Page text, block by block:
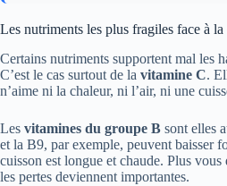
Les nutriments les plus fragiles face à la
Certains nutriments supportent mal les
C’est le cas surtout de la vitamine C.
n’aime ni la chaleur, ni l’air, ni une
Les vitamines du groupe B sont elles
et la B9, par exemple, peuvent baisser
cuisson est longue et chaude. Plus vous
les pertes deviennent importantes.